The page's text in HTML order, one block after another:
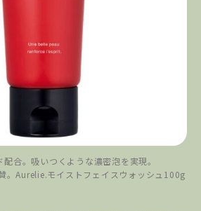
合。吸いつくような濃密泡を実現。
。Aurelie.モイストフェイスウォッシュ100g